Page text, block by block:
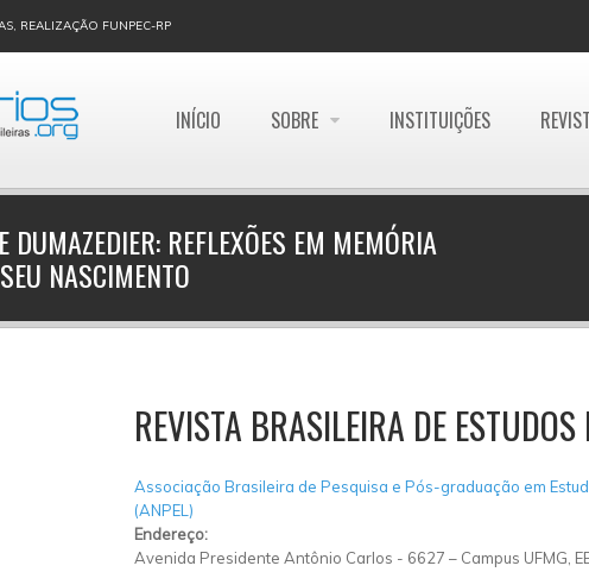
REALIZAÇÃO FUNPEC-RP
INÍCIO SOBRE INSTITUIÇÕES
DUMAZEDIER: REFLEXÕES EM MEMÓRIA
NASCIMENTO
REVISTA BRASILEIRA DE ESTUDOS
Associação Brasileira de Pesquisa e Pós-graduação em
(ANPEL)
Endereço:
Avenida Presidente Antônio Carlos - 6627 – Campus UFMG,